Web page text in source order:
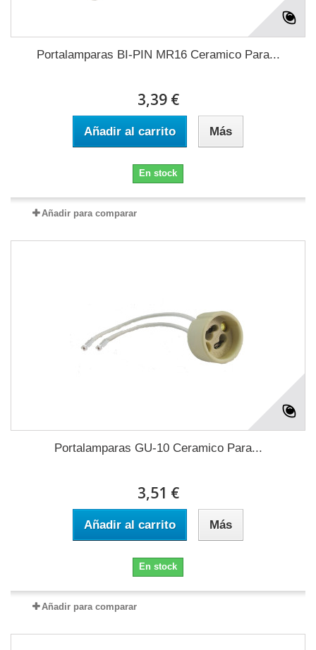
Portalamparas BI-PIN MR16 Ceramico Para...
3,39 €
Añadir al carrito Más
En stock
Añadir para comparar
Portalamparas GU-10 Ceramico Para...
3,51 €
Añadir al carrito Más
En stock
Añadir para comparar